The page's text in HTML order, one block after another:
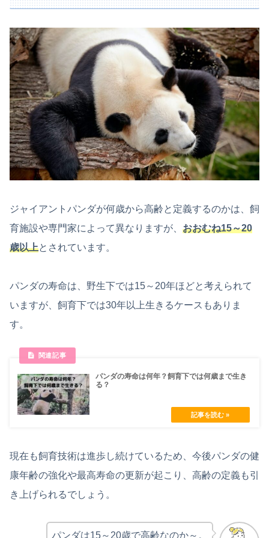
ジャイアントパンダが何歳から高齢と定義するのかは、飼
育施設や専門家によって異なりますが、 おおむね15～20
歳以上とされています。
パンダの寿命は、野生下では15～20年ほどと考えられて
いますが、飼育下では30年以上生きるケースもありま
す。
パンダの寿命は何年？飼育下では何歳まで生き
る？
現在も飼育技術は進歩し続けているため、今後パンダの健
康年齢の強化や最高寿命の更新が起こり、高齢の定義も引
き上げられるでしょう。
パンダは15～20歳で高齢なのか～。